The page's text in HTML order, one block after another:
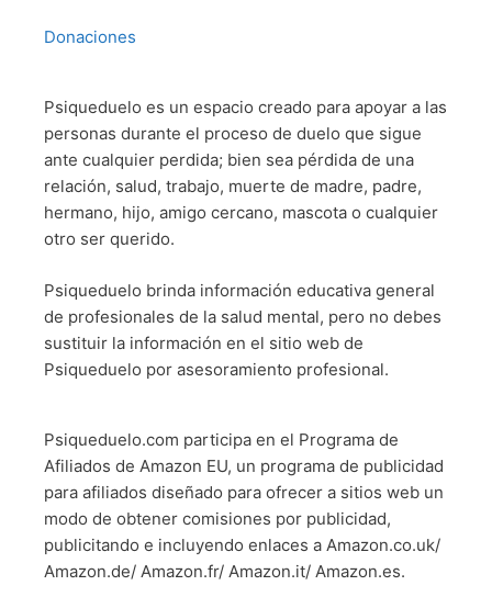
Donaciones
Psiqueduelo es un espacio creado para apoyar a las
personas durante el proceso de duelo que sigue
ante cualquier perdida; bien sea pérdida de una
relación, salud, trabajo, muerte de madre, padre,
hermano, hijo, amigo cercano, mascota o cualquier
otro ser querido.
Psiqueduelo brinda información educativa general
de profesionales de la salud mental, pero no debes
sustituir la información en el sitio web de
Psiqueduelo por asesoramiento profesional.
Psiqueduelo.com participa en el Programa de
Afiliados de Amazon EU, un programa de publicidad
para afiliados diseñado para ofrecer a sitios web un
modo de obtener comisiones por publicidad,
publicitando e incluyendo enlaces a Amazon.co.uk/
Amazon.de/ Amazon.fr/ Amazon.it/ Amazon.es.